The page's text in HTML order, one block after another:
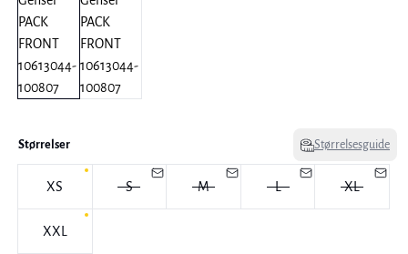
Størrelser Størrelsesguide
XS S M L XL
XXL